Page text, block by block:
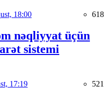
18:00 618
nəqliyyat üçün
sistemi
17:19 521